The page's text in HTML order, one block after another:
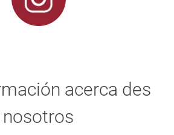
acerca des
nosotros